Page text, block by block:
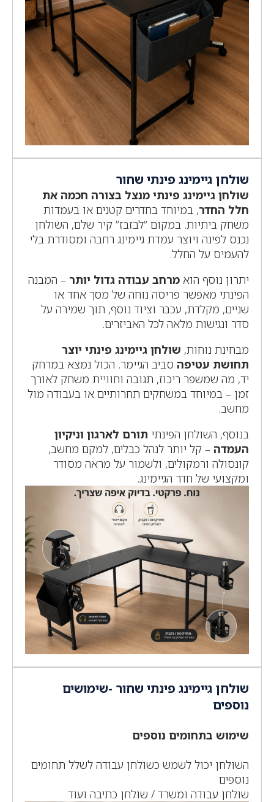
שולחן גיימינג פינתי שחור
שולחן גיימינג פינתי מנצל בצורה חכמה את
חלל החדר, במיוחד בחדרים קטנים או בעמדות
משחק ביתיות. במקום “לבזבז” קיר שלם, השולחן
נכנס לפינה ויוצר עמדת גיימינג רחבה ומסודרת בלי
להעמיס על החלל.
יתרון נוסף הוא מרחב עבודה גדול יותר – המבנה
הפינתי מאפשר פריסה נוחה של מסך אחד או
שניים, מקלדת, עכבר וציוד נוסף, תוך שמירה על
סדר ונגישות מלאה לכל האביזרים.
מבחינת נוחות, שולחן גיימינג פינתי יוצר
תחושת עטיפה סביב הגיימר. הכול נמצא במרחק
יד, מה שמשפר ריכוז, תגובה וחוויית משחק לאורך
זמן – במיוחד במשחקים תחרותיים או בעבודה מול
מחשב.
בנוסף, השולחן הפינתי תורם לארגון וניקיון
העמדה – קל יותר לנהל כבלים, למקם מחשב,
קונסולה ורמקולים, ולשמור על מראה מסודר
ומקצועי של חדר הגיימינג.
שולחן גיימינג פינתי שחור -שימושים
נוספים
שימוש בתחומים נוספים
השולחן יכול לשמש כשולחן עבודה לשלל תחומים
נוספים
שולחן עבודה ומשרד / שולחן כתיבה ועוד